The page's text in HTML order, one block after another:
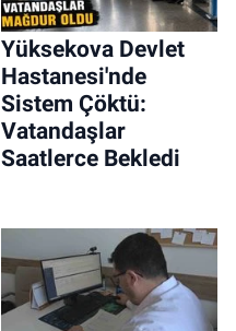
Yüksekova Devlet
Hastanesi'nde
Sistem Çöktü:
Vatandaşlar
Saatlerce Bekledi